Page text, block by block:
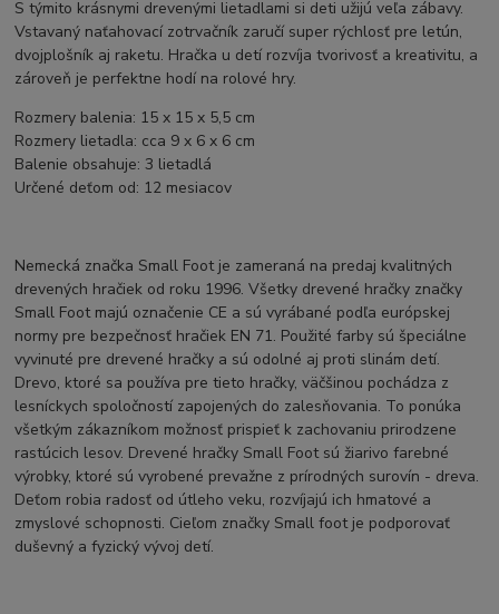
S týmito krásnymi drevenými lietadlami si deti užijú veľa zábavy.
Vstavaný naťahovací zotrvačník zaručí super rýchlosť pre letún,
dvojplošník aj raketu. Hračka u detí rozvíja tvorivosť a kreativitu, a
zároveň je perfektne hodí na rolové hry.
Rozmery balenia: 15 x 15 x 5,5 cm
Rozmery lietadla: cca 9 x 6 x 6 cm
Balenie obsahuje: 3 lietadlá
Určené deťom od: 12 mesiacov
Nemecká značka Small Foot je zameraná na predaj kvalitných
drevených hračiek od roku 1996. Všetky drevené hračky značky
Small Foot majú označenie CE a sú vyrábané podľa európskej
normy pre bezpečnosť hračiek EN 71. Použité farby sú špeciálne
vyvinuté pre drevené hračky a sú odolné aj proti slinám detí.
Drevo, ktoré sa používa pre tieto hračky, väčšinou pochádza z
lesníckych spoločností zapojených do zalesňovania. To ponúka
všetkým zákazníkom možnosť prispieť k zachovaniu prirodzene
rastúcich lesov. Drevené hračky Small Foot sú žiarivo farebné
výrobky, ktoré sú vyrobené prevažne z prírodných surovín - dreva.
Deťom robia radosť od útleho veku, rozvíjajú ich hmatové a
zmyslové schopnosti. Cieľom značky Small foot je podporovať
duševný a fyzický vývoj detí.